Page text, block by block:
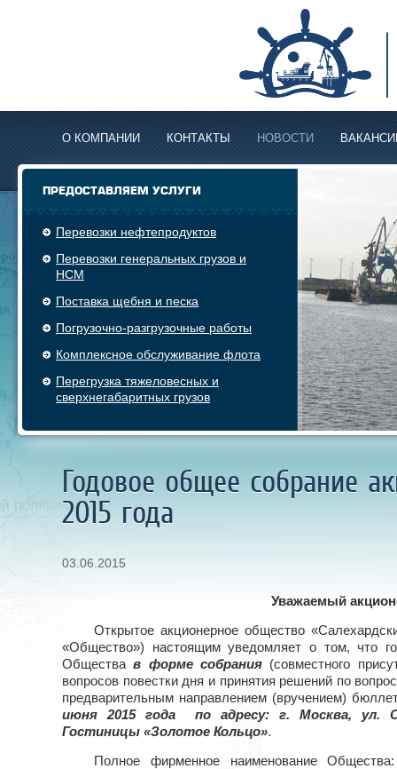
О КОМПАНИИ КОНТАКТЫ НОВОСТИ
ПРЕДОСТАВЛЯЕМ УСЛУГИ
Перевозки нефтепродуктов
Перевозки генеральных грузов и
НСМ
Поставка щебня и песка
Погрузочно-разгрузочные работы
Комплексное обслуживание флота
Перегрузка тяжеловесных и
сверхнегабаритных грузов
Годовое общее собрание
2015 года
03.06.2015
Уважаемый
Открытое акционерное общество
«Общество») настоящим уведомляет о том, что
Обществав форме собрания (совместного
вопросов повестки дня и принятия решений по
предварительным направлением (вручением)
июня 2015 года по адресу: г. Москва, ул.
Гостиницы «Золотое Кольцо».
Полное фирменное наименование